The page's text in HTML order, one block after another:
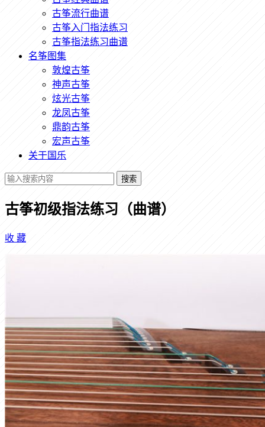
古筝流行曲谱
古筝入门指法练习
古筝指法练习曲谱
名筝图集
敦煌古筝
神声古筝
炫光古筝
龙凤古筝
鼎韵古筝
宏声古筝
关于国乐
搜索
古筝初级指法练习（曲谱）
收 藏